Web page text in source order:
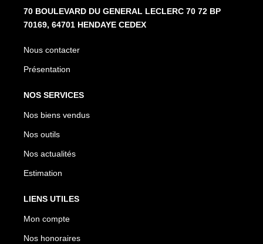
70 BOULEVARD DU GENERAL LECLERC 70 72 BP
70169, 64701 HENDAYE CEDEX
Nous contacter
Présentation
NOS SERVICES
Nos biens vendus
Nos outils
Nos actualités
Estimation
LIENS UTILES
Mon compte
Nos honoraires